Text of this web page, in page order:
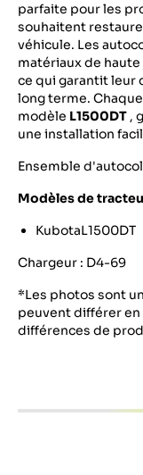
parfaite pour les
souhaitent
véhicule. Les
matériaux de
ce qui garantit leur
long terme.
modèle L1500DT ,
une installation
Ensemble
Modèles de
KubotaL1500DT
Chargeur : D4-69
*Les photos sont
peuvent différer
différences de